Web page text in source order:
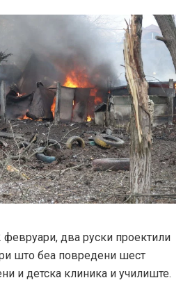
февруари, два руски проектили
што беа повредени шест
и детска клиника и училиште.